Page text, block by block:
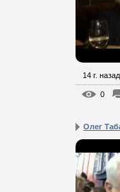
14 г. назад
0
Олег